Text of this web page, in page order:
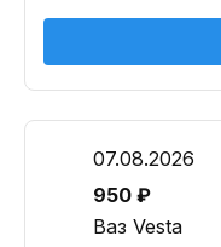
07.08.2026
950 ₽
Ваз Vesta